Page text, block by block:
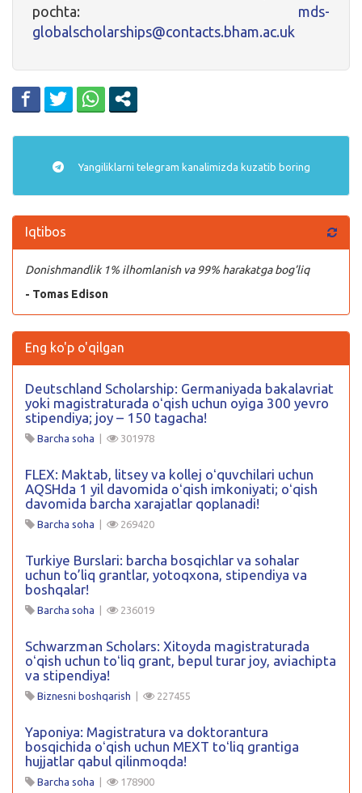
pochta: mds-
globalscholarships@contacts.bham.ac.uk
Yangiliklarni telegram kanalimizda kuzatib boring
Iqtibos
Donishmandlik 1% ilhomlanish va 99% harakatga bog’liq
- Tomas Edison
Eng ko'p o'qilgan
Deutschland Scholarship: Germaniyada bakalavriat
yoki magistraturada oʻqish uchun oyiga 300 yevro
stipendiya; joy – 150 tagacha!
Barcha soha | 301978
FLEX: Maktab, litsey va kollej oʻquvchilari uchun
AQSHda 1 yil davomida oʻqish imkoniyati; oʻqish
davomida barcha xarajatlar qoplanadi!
Barcha soha | 269420
Turkiye Burslari: barcha bosqichlar va sohalar
uchun to’liq grantlar, yotoqxona, stipendiya va
boshqalar!
Barcha soha | 236019
Schwarzman Scholars: Xitoyda magistraturada
oʻqish uchun toʻliq grant, bepul turar joy, aviachipta
va stipendiya!
Biznesni boshqarish | 227455
Yaponiya: Magistratura va doktorantura
bosqichida oʻqish uchun MEXT toʻliq grantiga
hujjatlar qabul qilinmoqda!
Barcha soha | 178900